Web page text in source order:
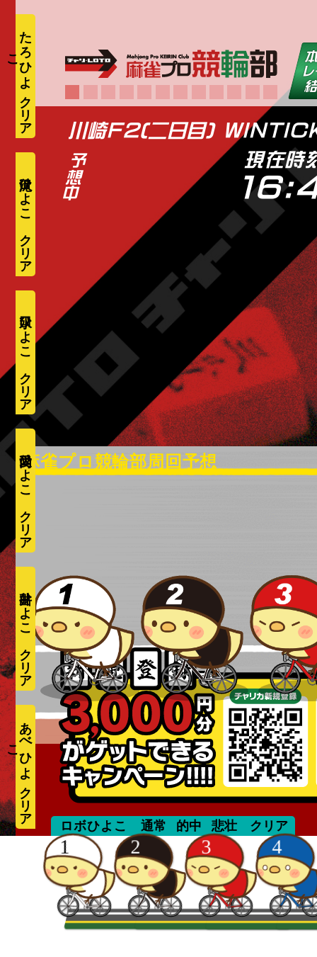
川崎F2(二日目)
現在時
ロボひよこ 通常 的中 悲壮
愛内ひよこ
水口ひよこ
滝沢ひよこ
た
ろ
ひ
よ
こ
井出ひよこ
あ
べ
ひ
よ
こ mizuguchi